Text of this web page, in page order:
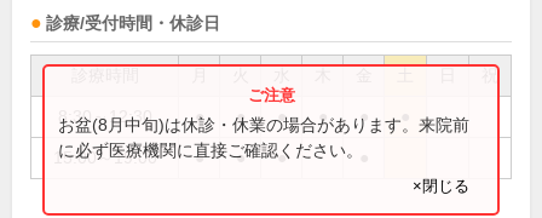
診療/受付時間・休診日
祝
8:30～12:30 ● ● ● ● ●
15:00～19:00 ● ● ●
お盆(8月中旬)は休診・休業の場合があります。来院前
に必ず医療機関に直接ご確認ください。
×閉じる